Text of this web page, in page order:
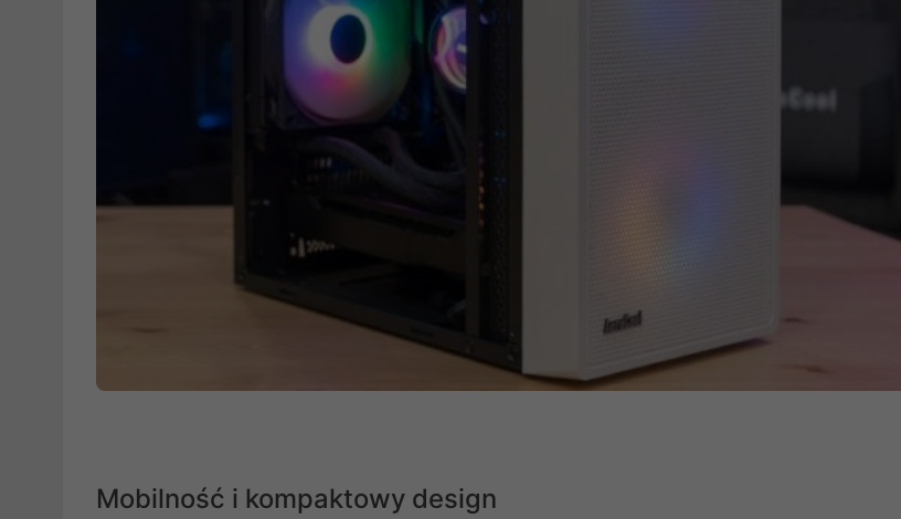
Mobilność i kompaktowy design